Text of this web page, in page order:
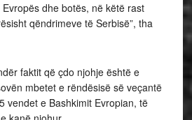
dhe botës, në këtë rast
qëndrimeve të Serbisë”, tha
faktit që çdo njohje është e
mbetet e rëndësisë së veçantë
vendet e Bashkimit Evropian, të